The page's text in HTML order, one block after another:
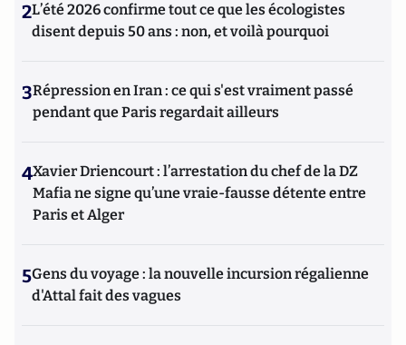
2L’été 2026 confirme tout ce que les écologistes
disent depuis 50 ans : non, et voilà pourquoi
3Répression en Iran : ce qui s'est vraiment passé
pendant que Paris regardait ailleurs
4Xavier Driencourt : l’arrestation du chef de la DZ
Mafia ne signe qu’une vraie-fausse détente entre
Paris et Alger
5Gens du voyage : la nouvelle incursion régalienne
d'Attal fait des vagues